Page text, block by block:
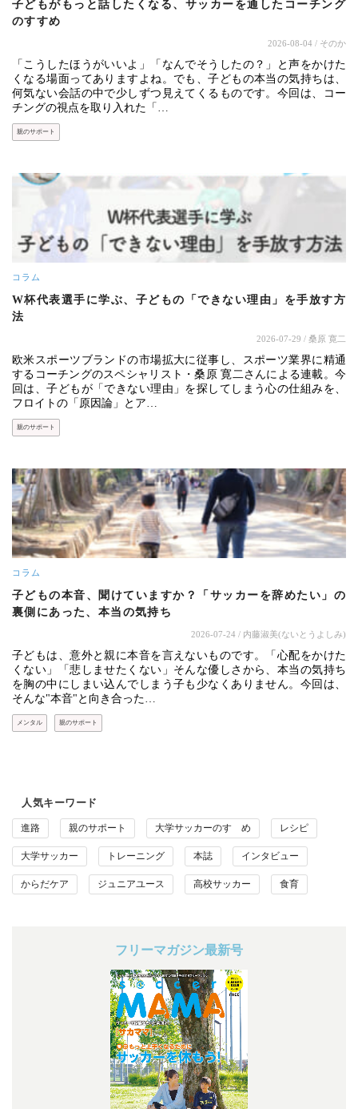
子どもがもっと話したくなる、サッカーを通したコーチング
のすすめ
2026-08-04 / そのか
「こうしたほうがいいよ」「なんでそうしたの？」と声をかけた
くなる場面ってありますよね。でも、子どもの本当の気持ちは、
何気ない会話の中で少しずつ見えてくるものです。今回は、コー
チングの視点を取り入れた「…
親のサポート
コラム
W杯代表選手に学ぶ、子どもの「できない理由」を手放す方
法
2026-07-29 / 桑原 寛二
欧米スポーツブランドの市場拡大に従事し、スポーツ業界に精通
するコーチングのスペシャリスト・桑原 寛二さんによる連載。今
回は、子どもが「できない理由」を探してしまう心の仕組みを、
フロイトの「原因論」とア…
親のサポート
コラム
子どもの本音、聞けていますか？「サッカーを辞めたい」の
裏側にあった、本当の気持ち
2026-07-24 / 内藤淑美(ないとうよしみ)
子どもは、意外と親に本音を言えないものです。「心配をかけた
くない」「悲しませたくない」そんな優しさから、本当の気持ち
を胸の中にしまい込んでしまう子も少なくありません。今回は、
そんな"本音"と向き合った…
メンタル 親のサポート
人気キーワード
進路 親のサポート 大学サッカーのすゝめ レシピ
大学サッカー トレーニング 本誌 インタビュー
からだケア ジュニアユース 高校サッカー 食育
フリーマガジン最新号